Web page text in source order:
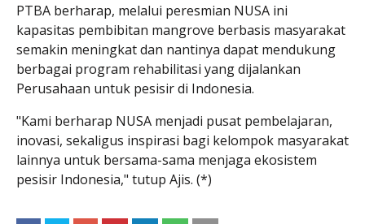
PTBA berharap, melalui peresmian NUSA ini
kapasitas pembibitan mangrove berbasis masyarakat
semakin meningkat dan nantinya dapat mendukung
berbagai program rehabilitasi yang dijalankan
Perusahaan untuk pesisir di Indonesia.
"Kami berharap NUSA menjadi pusat pembelajaran,
inovasi, sekaligus inspirasi bagi kelompok masyarakat
lainnya untuk bersama-sama menjaga ekosistem
pesisir Indonesia," tutup Ajis. (*)